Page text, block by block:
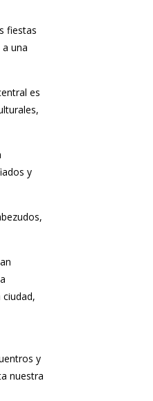
fiestas
una
es
y
y
nuestra